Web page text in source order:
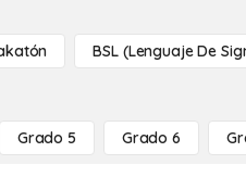
BSL (lenguaje De
Grado 5 Grado 6